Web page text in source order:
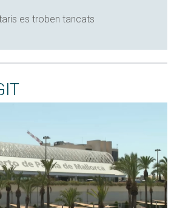
es troben tancats